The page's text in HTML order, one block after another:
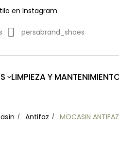
en Instagram
persabrand_shoes
LIMPIEZA Y
Antifaz MOCASIN